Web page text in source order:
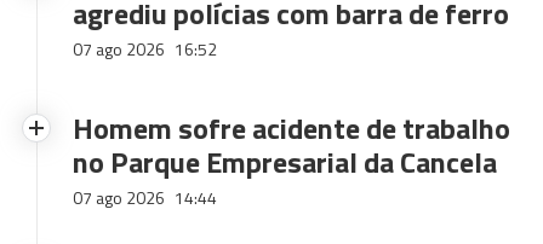
agrediu polícias com barra de ferro
07 ago 2026 16:52
Homem sofre acidente de trabalho
no Parque Empresarial da Cancela
07 ago 2026 14:44